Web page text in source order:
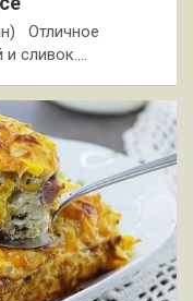
Отличное
и сливок.…